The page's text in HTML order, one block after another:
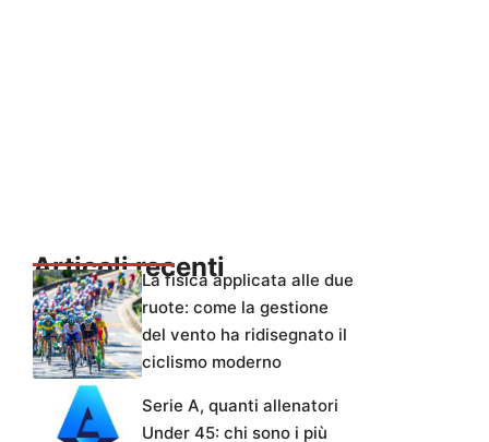
Articoli recentiLa fisica applicata alle due
ruote: come la gestione
del vento ha ridisegnato il
ciclismo moderno
Serie A, quanti allenatori
Under 45: chi sono i più